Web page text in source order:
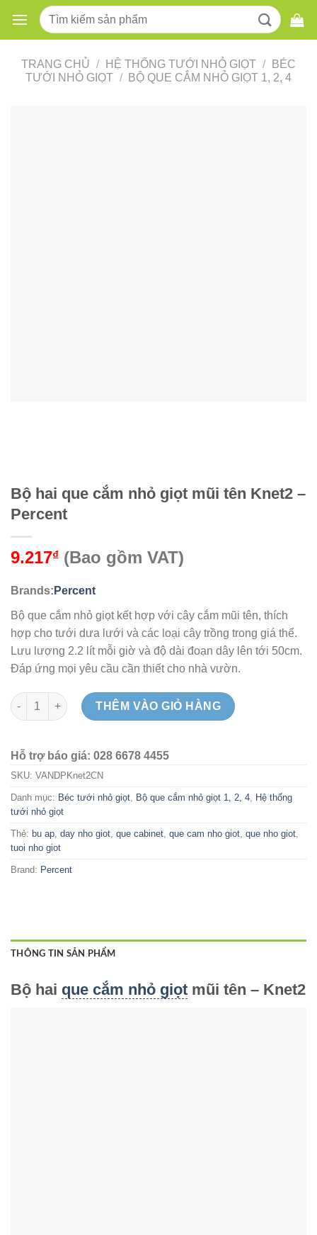
content
Tìm
kiếm:
TRANG CHỦ / HỆ THỐNG TƯỚI NHỎ GIỌT /
BÉC
TƯỚI NHỎ GIỌT / BỘ QUE CẮM NHỎ GIỌT 1, 2, 4
Bộ hai que cắm nhỏ giọt mũi tên Knet2 –
Percent
9.217₫ (Bao gồm VAT)
Brands: Percent
Bộ que cắm nhỏ giọt kết hợp với cây cắm mũi tên, thích
hợp cho tưới dưa lưới và các loại cây trồng trong giá thể.
Lưu lượng 2.2 lít mỗi giờ và độ dài đoạn dây lên tới 50cm.
Đáp ứng mọi yêu cầu cần thiết cho nhà vườn.
Bộ hai que cắm nhỏ giọt mũi tên Knet2 - Percent số lượng
THÊM VÀO GIỎ HÀNG
Hỗ trợ báo giá: 028 6678 4455
SKU: VANDPKnet2CN
Danh mục: Béc tưới nhỏ giọt Bộ que cắm nhỏ giọt 1, 2, 4 Hệ thống
tưới nhỏ giọt
Thẻ: bu ap day nho giot que cabinet que cam nho giot que nho giot
tuoi nho giot
Brand: Percent
THÔNG TIN SẢN PHẨM
Bộ hai que cắm nhỏ giọt mũi tên – Knet2